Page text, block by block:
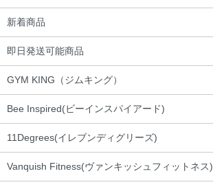
新着商品
即日発送可能商品
GYM KING（ジムキング）
Bee Inspired(ビーインスパイアード)
11Degrees(イレブンディグリーズ)
Vanquish Fitness(ヴァンキッシュフィットネス)